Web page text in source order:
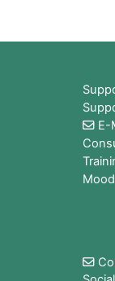
E-